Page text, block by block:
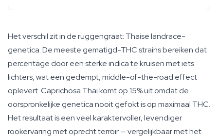
Het verschil zit in de ruggengraat: Thaise landrace-
genetica. De meeste gematigd-THC strains bereiken dat
percentage door een sterke indica te kruisen met iets
lichters, wat een gedempt, middle-of-the-road effect
oplevert. Caprichosa Thai komt op 15% uit omdat de
oorspronkelijke genetica nooit gefokt is op maximaal THC.
Het resultaat is een veel karaktervoller, levendiger
rookervaring met oprecht terroir — vergelijkbaar met het